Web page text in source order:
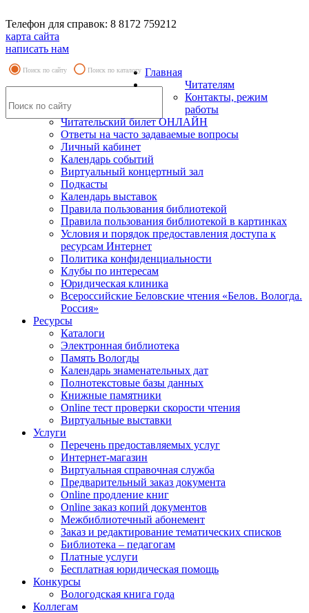
Телефон для справок: 8 8172 759212
карта сайта
написать нам
Поиск по сайту Поиск по каталогу Главная
Читателям
Контакты, режим
работы
Читательский билет ОНЛАЙН
Ответы на часто задаваемые вопросы
Личный кабинет
Календарь событий
Виртуальный концертный зал
Подкасты
Календарь выставок
Правила пользования библиотекой
Правила пользования библиотекой в картинках
Условия и порядок предоставления доступа к
ресурсам Интернет
Политика конфиденциальности
Клубы по интересам
Юридическая клиника
Всероссийские Беловские чтения «Белов. Вологда.
Россия»
Ресурсы
Каталоги
Электронная библиотека
Память Вологды
Календарь знаменательных дат
Полнотекстовые базы данных
Книжные памятники
Online тест проверки скорости чтения
Виртуальные выставки
Услуги
Перечень предоставляемых услуг
Интернет-магазин
Виртуальная справочная служба
Предварительный заказ документа
Online продление книг
Online заказ копий документов
Межбиблиотечный абонемент
Заказ и редактирование тематических списков
Библиотека – педагогам
Платные услуги
Бесплатная юридическая помощь
Конкурсы
Вологодская книга года
Коллегам